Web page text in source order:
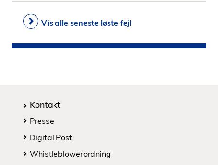
Vis alle seneste løste fejl
Kontakt
Presse
Digital Post
Whistleblowerordning